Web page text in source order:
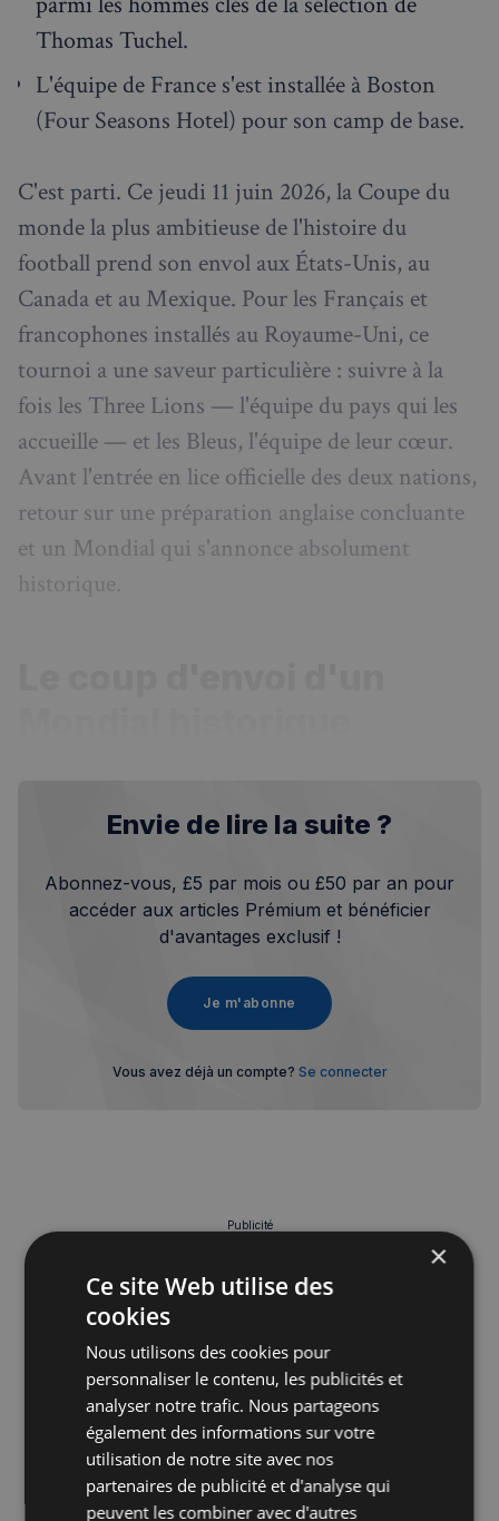
Thomas Tuchel.
L'équipe de France s'est installée à Boston
(Four Seasons Hotel) pour son camp de base.
C'est parti. Ce jeudi 11 juin 2026, la Coupe du
monde la plus ambitieuse de l'histoire du
football prend son envol aux États-Unis, au
Canada et au Mexique. Pour les Français et
francophones installés au Royaume-Uni, ce
tournoi a une saveur particulière : suivre à la
fois les Three Lions — l'équipe du pays qui les
accueille — et les Bleus, l'équipe de leur cœur.
Avant l'entrée en lice officielle des deux nations,
retour sur une préparation anglaise concluante
et un Mondial qui s'annonce absolument
historique.
Envie de lire la suite ?
Abonnez-vous, £5 par mois ou £50 par an pour
accéder aux articles Prémium et bénéficier
d'avantages exclusif !
Je m'abonne
Vous avez déjà un compte? Se connecter
Publicité
×
Ce site Web utilise des
cookies
Nous utilisons des cookies pour
personnaliser le contenu, les publicités et
analyser notre trafic. Nous partageons
également des informations sur votre
utilisation de notre site avec nos
partenaires de publicité et d'analyse qui
peuvent les combiner avec d'autres